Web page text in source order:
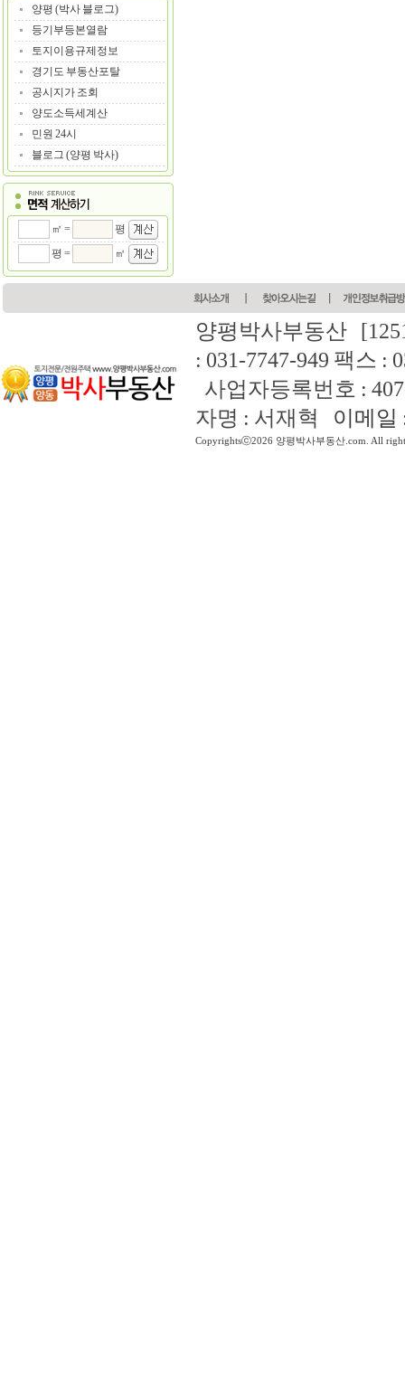
양평 (박사 블로그)
등기부등본열람
토지이용규제정보
경기도 부동산포탈
공시지가 조회
양도소득세계산
민원 24시
블로그 (양평 박사)
㎡ =
평
평 =
㎡
양평박사부동산
: 031-7747-949 팩스 :
사업자등록번호 :
자명 : 서재혁 이메일
Copyrightsⓒ2026 양평박사부동산.com. All